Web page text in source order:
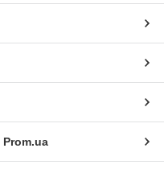
Prom.ua